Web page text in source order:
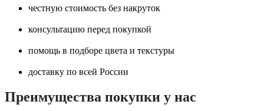
честную стоимость без накруток
консультацию перед покупкой
помощь в подборе цвета и текстуры
доставку по всей России
Преимущества покупки у нас